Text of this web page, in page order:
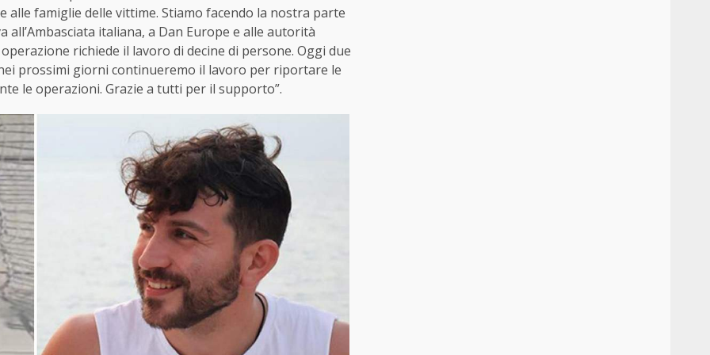
famiglie delle vittime. Stiamo facendo la nostra parte
italiana, a Dan Europe e alle autorità
richiede il lavoro di decine di persone. Oggi due
prossimi giorni continueremo il lavoro per riportare le
le operazioni. Grazie a tutti per il supporto”.